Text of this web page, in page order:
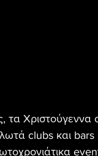
τα Χριστούγεννα
clubs και